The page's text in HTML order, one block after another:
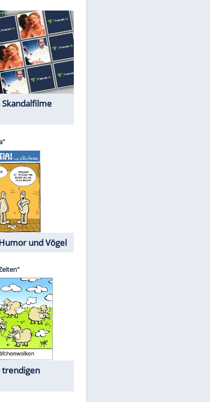
Peinliche Auftritte auf dem
roten Teppich
Cartoons mit wahren
Lebensgeschichten
Memo-Spiel